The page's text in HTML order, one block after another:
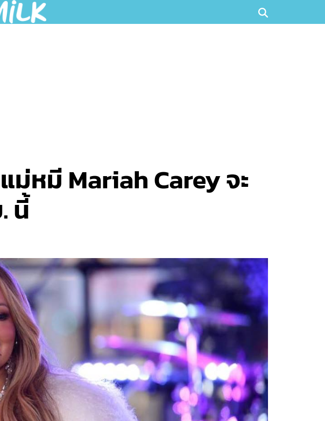
ม่หมี Mariah Carey จะ
นี้